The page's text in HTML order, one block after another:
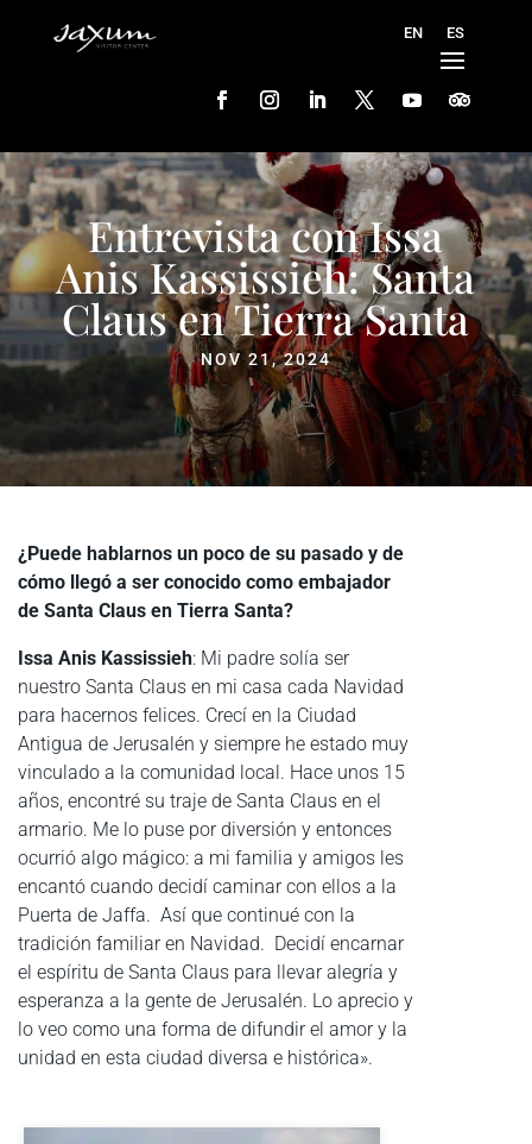
Entrevista con Issa
Anis Kassissieh: Santa
Claus en Tierra Santa
NOV 21, 2024
¿Puede hablarnos un poco de su pasado y de
cómo llegó a ser conocido como embajador
de Santa Claus en Tierra Santa?
Issa Anis Kassissieh: Mi padre solía ser
nuestro Santa Claus en mi casa cada Navidad
para hacernos felices. Crecí en la Ciudad
Antigua de Jerusalén y siempre he estado muy
vinculado a la comunidad local. Hace unos 15
años, encontré su traje de Santa Claus en el
armario. Me lo puse por diversión y entonces
ocurrió algo mágico: a mi familia y amigos les
encantó cuando decidí caminar con ellos a la
Puerta de Jaffa. Así que continué con la
tradición familiar en Navidad. Decidí encarnar
el espíritu de Santa Claus para llevar alegría y
esperanza a la gente de Jerusalén. Lo aprecio y
lo veo como una forma de difundir el amor y la
unidad en esta ciudad diversa e histórica».